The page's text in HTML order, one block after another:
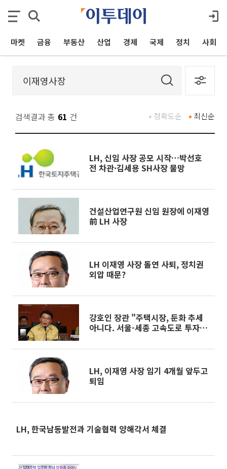
마켓 금융 부동산 산업 경제 국제 정치 사회
검색결과 총 61 건 최신순
정확도순
LH, 신임 사장 공모 시작…박선호
전 차관·김세용 SH사장 물망
건설산업연구원 신임 원장에 이재영
前 LH 사장
LH 이재영 사장 돌연 사퇴, 정치권
외압 때문?
강호인 장관 "주택시장, 둔화 추세
아니다. 서울-세종 고속도로 투자에
LH, 이재영 사장 임기 4개월 앞두고
퇴임
LH, 한국남동발전과 기술협력 양해각서 체결